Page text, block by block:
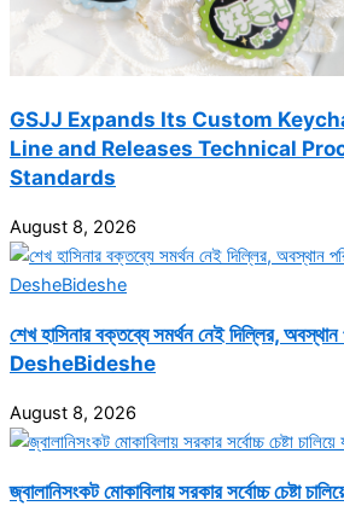
GSJJ Expands Its Custom
Line and Releases Technical
Standards
August 8, 2026
শেখ হাসিনার বক্তব্যে সমর্থন নেই দিল্লির,
DesheBideshe
August 8, 2026
জ্বালানিসংকট মোকাবিলায় সরকার সর্বোচ্চ চেষ্টা